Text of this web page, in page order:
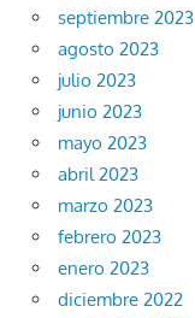
septiembre 2023
agosto 2023
julio 2023
junio 2023
mayo 2023
abril 2023
marzo 2023
febrero 2023
enero 2023
diciembre 2022